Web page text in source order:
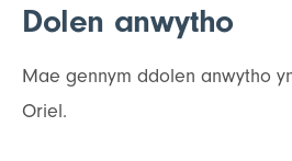
Dolen anwytho
Mae gennym ddolen anwytho
Oriel.